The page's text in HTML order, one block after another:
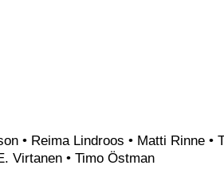
• Reima Lindroos • Matti Rinne •
Virtanen • Timo Östman